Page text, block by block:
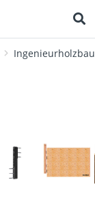
Ingenieurholzbau